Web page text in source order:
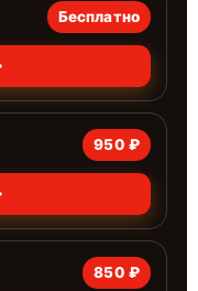
Бесплатно
950 ₽
850 ₽